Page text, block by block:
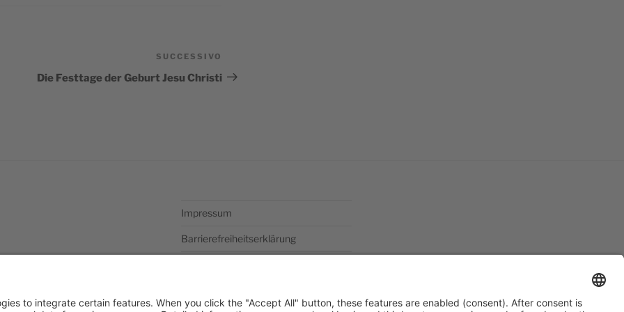
successivo
SUCCESSIVO
Die Festtage der Geburt Jesu Christi
Impressum
Barrierefreiheitserklärung